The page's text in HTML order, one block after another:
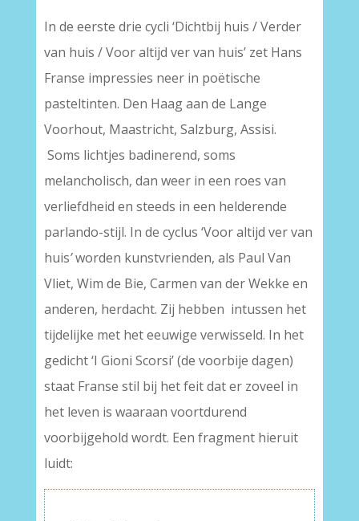
In de eerste drie cycli ‘Dichtbij huis / Verder
van huis / Voor altijd ver van huis’ zet Hans
Franse impressies neer in poëtische
pasteltinten. Den Haag aan de Lange
Voorhout, Maastricht, Salzburg, Assisi.
Soms lichtjes badinerend, soms
melancholisch, dan weer in een roes van
verliefdheid en steeds in een helderende
parlando-stijl. In de cyclus ‘Voor altijd ver van
huis’worden kunstvrienden, als Paul Van
Vliet, Wim de Bie, Carmen van der Wekke en
anderen, herdacht. Zij hebben intussen het
tijdelijke met het eeuwige verwisseld. In het
gedicht ‘I Gioni Scorsi’ (de voorbije dagen)
staat Franse stil bij het feit dat er zoveel in
het leven is waaraan voortdurend
voorbijgehold wordt. Een fragment hieruit
luidt: